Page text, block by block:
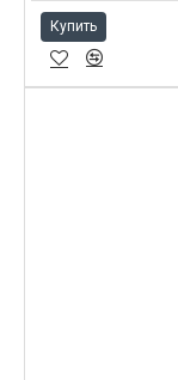
Купить